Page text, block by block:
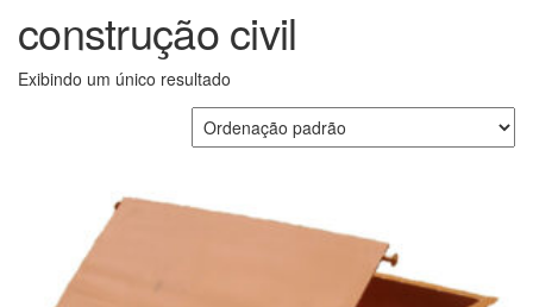
construção civil
Exibindo um único resultado